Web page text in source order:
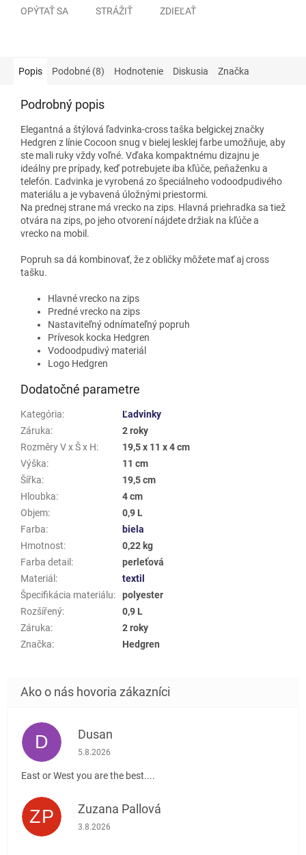
OPÝTAŤ SA STRÁŽIŤ ZDIEĽAŤ
Popis Podobné (8) Hodnotenie Diskusia Značka
Podrobný popis
Elegantná a štýlová ľadvinka-cross taška belgickej značky
Hedgren z línie Cocoon snug v bielej lesklejfarbe umožňuje, aby
ste mali ruky vždy voľné. Vďaka kompaktnému dizajnu je
ideálny pre prípady, keď potrebujete iba kľúče, peňaženku a
telefón. Ľadvinka je vyrobená zo špeciálneho vodoodpudivého
materiálu a je vybavená úložnými priestormi.
Na prednej strane má vrecko na zips. Hlavná priehradka sa tiež
otvára na zips, po jeho otvorení nájdete držiak na kľúče a
vrecko na mobil.
Popruh sa dá kombinovať, že z obličky môžete mať aj cross
tašku.
Hlavné vrecko na zips
Predné vrecko na zips
Nastaviteľný odnímateľný popruh
Prívesok kocka Hedgren
Vodoodpudivý materiál
Logo Hedgren
Dodatočné parametre
Kategória:
Ľadvinky
Záruka:
2 roky
Rozměry V x Š x H:
19,5 x 11 x 4 cm
Výška:
11 cm
Šířka:
19,5 cm
Hloubka:
4 cm
Objem:
0,9 L
Farba:
biela
Hmotnost:
0,22 kg
Farba detail :
perleťová
Materiál :
textil
Špecifikácia materiálu:
polyester
Rozšířený:
0,9 L
Záruka:
2 roky
Značka: Hedgren
D Dusan
Hodnotenie obchodu je 5 z 5 hviezdičiek.
5.8.2026
East or West you are the best....
ZP Zuzana Pallová
Hodnotenie obchodu je 5 z 5 hviezdičiek.
3.8.2026